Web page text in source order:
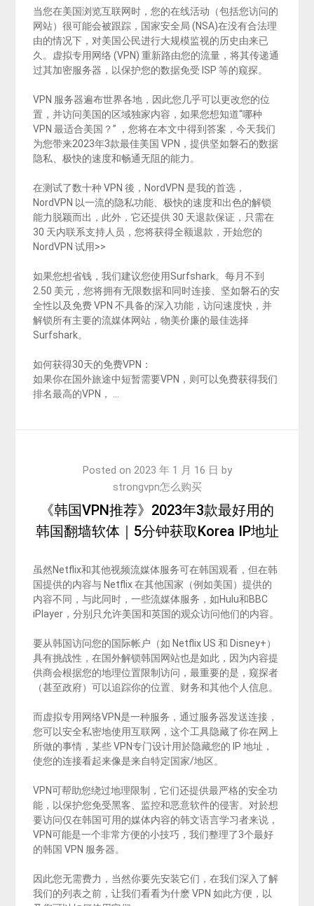
当您在美国浏览互联网时，您的在线活动（包括您访问的
网站）很可能会被跟踪，国家安全局 (NSA)在没有合法理
由的情况下，对美国公民进行大规模监视的历史由来已
久。虚拟专用网络 (VPN) 重新路由您的流量，将其传递通
过其加密服务器，以保护您的数据免受 ISP 等的窥探。
VPN 服务器遍布世界各地，因此您几乎可以更改您的位
置，并访问美国的区域独家内容，如果您想知道“哪种
VPN 最适合美国？” ，您将在本文中得到答案，今天我们
为您带来2023年3款最佳美国 VPN，提供坚如磐石的数据
隐私、极快的速度和畅通无阻的能力。
在测试了数十种 VPN 後，NordVPN 是我的首选，
NordVPN 以一流的隐私功能、极快的速度和出色的解锁
能力脱颖而出，此外，它还提供 30 天退款保证，只需在
30 天内联系支持人员，您将获得全额退款，开始您的
NordVPN 试用>>
如果您想省钱，我们建议您使用Surfshark。每月不到
2.50 美元，您将拥有无限数据和同时连接、坚如磐石的安
全性以及免费 VPN 不具备的深入功能，访问速度快，并
解锁所有主要的流媒体网站，物美价廉的最佳选择
Surfshark。
如何获得30天的免费VPN：
如果你在国外旅途中短暂需要VPN，则可以免费获得我们
排名最高的VPN， …
《韩国VPN推荐》2023年3款最好用的
韩国翻墙软体｜5分钟获取Korea IP地址
Posted on 2023 年 1 月 16 日 by
strongvpn怎么购买
虽然Netflix和其他视频流媒体服务可在韩国观看，但在韩
国提供的内容与 Netflix 在其他国家（例如美国）提供的
内容不同，与此同时，一些流媒体服务，如Hulu和BBC
iPlayer，分别只允许美国和英国的观众访问他们的内容。
要从韩国访问您的国际帐户（如 Netflix US 和 Disney+）
具有挑战性，在国外解锁韩国网站也是如此，因为内容提
供商会根据您的地理位置限制访问，最重要的是，窥探者
（甚至政府）可以追踪你的位置、财务和其他个人信息。
而虚拟专用网络VPN是一种服务，通过服务器发送连接，
您可以安全私密地使用互联网，这个工具隐藏了你在网上
所做的事情，某些 VPN专门设计用於隐藏您的 IP 地址，
使您的连接看起来像是来自特定国家/地区。
VPN可帮助您绕过地理限制，它们还提供最严格的安全功
能，以保护您免受黑客、监控和恶意软件的侵害。对於想
要访问仅在韩国可用的媒体内容的韩文语言学习者来说，
VPN可能是一个非常方便的小技巧，我们整理了3个最好
的韩国 VPN 服务器。
因此您无需费力，当然你要先安装它们，在我们深入了解
我们的列表之前，让我们看看为什麽 VPN 如此方便，以